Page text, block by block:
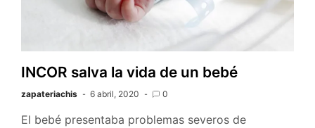
INCOR salva la vida de un bebé
zapateriachis 6 abril, 2020 0
El bebé presentaba problemas severos de